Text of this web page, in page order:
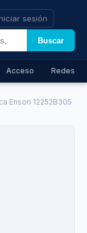
Buscar
sesión
Acceso Redes
Enson 12252B305